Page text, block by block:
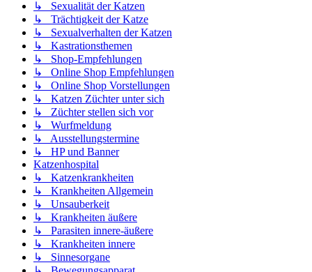
↳ Sexualität der Katzen
↳ Trächtigkeit der Katze
↳ Sexualverhalten der Katzen
↳ Kastrationsthemen
↳ Shop-Empfehlungen
↳ Online Shop Empfehlungen
↳ Online Shop Vorstellungen
↳ Katzen Züchter unter sich
↳ Züchter stellen sich vor
↳ Wurfmeldung
↳ Ausstellungstermine
↳ HP und Banner
Katzenhospital
↳ Katzenkrankheiten
↳ Krankheiten Allgemein
↳ Unsauberkeit
↳ Krankheiten äußere
↳ Parasiten innere-äußere
↳ Krankheiten innere
↳ Sinnesorgane